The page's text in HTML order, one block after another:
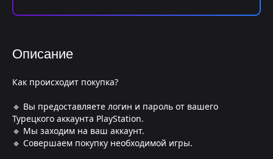
Описание
Как происходит покупка?
🔹 Вы предоставляете логин и пароль от вашего
Турецкого аккаунта PlayStation.
🔹 Мы заходим на ваш аккаунт.
🔹 Совершаем покупку необходимой игры.